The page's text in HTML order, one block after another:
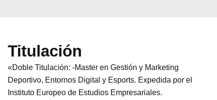
Titulación
«Doble Titulación: -Master en Gestión y Marketing
Deportivo, Entornos Digital y Esports. Expedida por el
Instituto Europeo de Estudios Empresariales.